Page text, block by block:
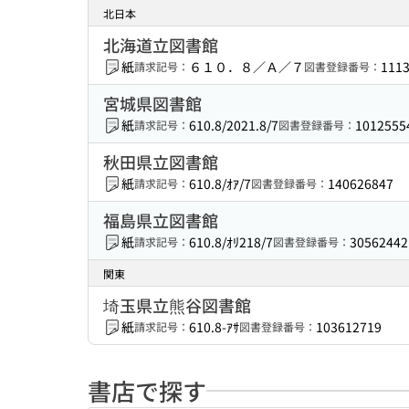
北日本
北海道立図書館
紙請求記号： ６１０．８／Ａ／７ 図書登録番号：
宮城県図書館
紙請求記号： 610.8/2021.8/7図書登録番号：
秋田県立図書館
紙請求記号： 610.8/ｵｱ/7図書登録番号： 140626847
福島県立図書館
紙請求記号： 610.8/ｵﾘ218/7図書登録番号：
関東
埼玉県立熊谷図書館
紙請求記号： 610.8-ｱｻ図書登録番号： 103612719
書店で探す